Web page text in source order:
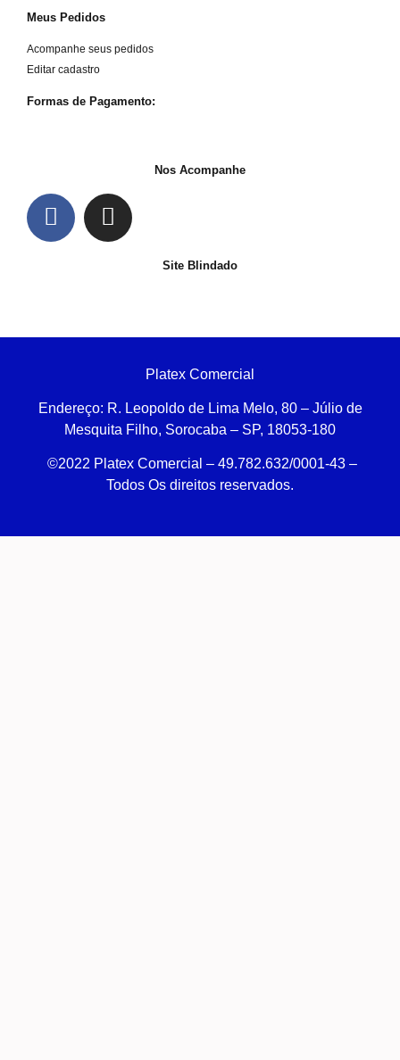
Meus Pedidos
Acompanhe seus pedidos
Editar cadastro
Formas de Pagamento:
Nos Acompanhe
Site Blindado
Platex Comercial
Endereço: R. Leopoldo de Lima Melo, 80 – Júlio de
Mesquita Filho, Sorocaba – SP, 18053-180
©2022 Platex Comercial – 49.782.632/0001-43 –
Todos Os direitos reservados.